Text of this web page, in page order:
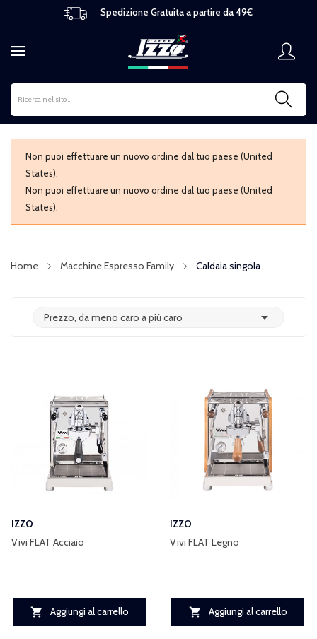
Spedizione Gratuita a partire da 49€
Non puoi effettuare un nuovo ordine dal tuo paese (United
States).
Non puoi effettuare un nuovo ordine dal tuo paese (United
States).
Home Macchine Espresso Family Caldaia singola
Prezzo, da meno caro a più caro 
IZZO
Vivi FLAT Acciaio
 Aggiungi al carrello
IZZO
Vivi FLAT Legno
 Aggiungi al carrello